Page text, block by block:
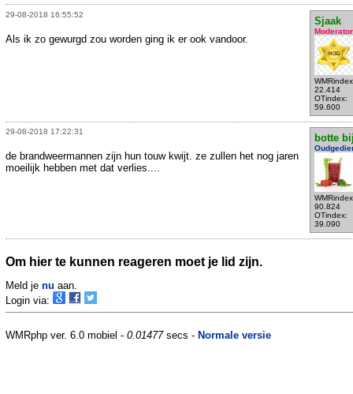
29-08-2018 16:55:52
Sjaak
Moderator
22.414
OTindex:
59.600
Als ik zo gewurgd zou worden ging ik er ook vandoor.
29-08-2018 17:22:31
botte
90.824
OTindex:
39.090
de brandweermannen zijn hun touw kwijt. ze zullen het nog jaren
moeilijk hebben met dat verlies....
Om hier te kunnen reageren moet je lid zijn.
Meld je nu aan.
Login via:
WMRphp ver. 6.0 mobiel - 0.01477secs - Normale versie